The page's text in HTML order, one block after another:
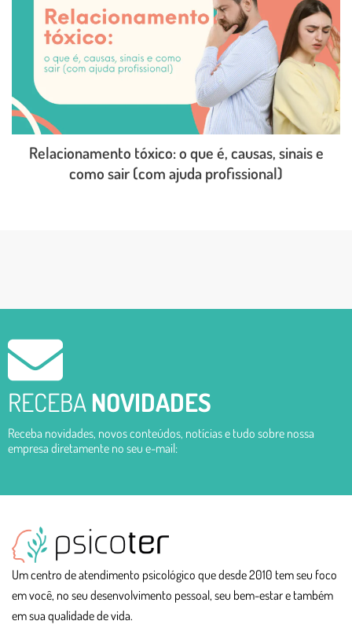
Relacionamento tóxico: o que é, causas, sinais e
como sair (com ajuda profissional)
RECEBANOVIDADES
Receba novidades, novos conteúdos, notícias e tudo sobre nossa
empresa diretamente no seu e-mail:
Um centro de atendimento psicológico que desde 2010 tem seu foco
em você, no seu desenvolvimento pessoal, seu bem-estar e também
em sua qualidade de vida.